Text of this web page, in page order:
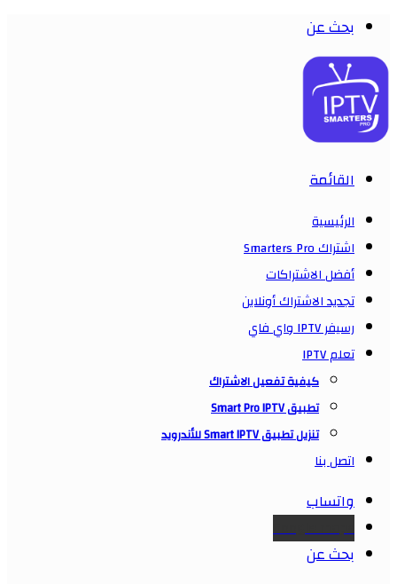
بحث عن
القائمة
الرئيسية
اشتراك Smarters Pro
أفضل الاشتراكات
تجديد الاشتراك أونلاين
رسيفر IPTV واي فاي
تعلم IPTV
كيفية تفعيل الاشتراك
تطبيق Smart Pro IPTV
تنزيل تطبيق Smart IPTV للأندرويد
اتصل بنا
واتساب
Google maps
بحث عن